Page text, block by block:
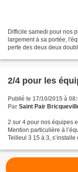
Difficile samedi pour nos
largement à sa portée,
perte des deux deux
2/4 pour les
Publié le 17/10/2015 à
Par Saint Pair
2 sur 4 pour nos équipes
Mention particulière à
Teilleul 3 15 à 3,